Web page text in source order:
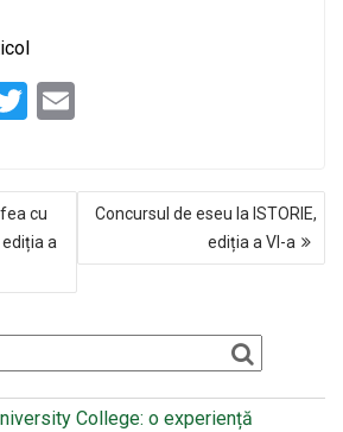
T
er
cu
ediția a
Concursul de eseu la ISTORIE,
ediția a VI-a
College: o experiență